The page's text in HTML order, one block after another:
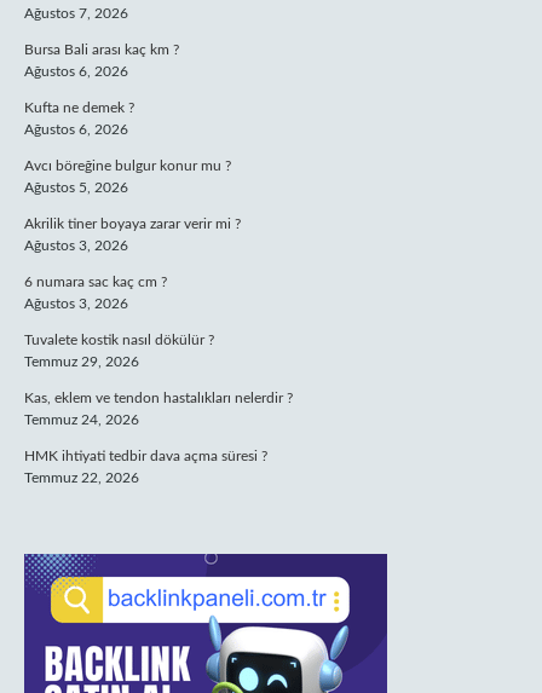
Ağustos 7, 2026
Bursa Bali arası kaç km ?
Ağustos 6, 2026
Kufta ne demek ?
Ağustos 6, 2026
Avcı böreğine bulgur konur mu ?
Ağustos 5, 2026
Akrilik tiner boyaya zarar verir mi ?
Ağustos 3, 2026
6 numara sac kaç cm ?
Ağustos 3, 2026
Tuvalete kostik nasıl dökülür ?
Temmuz 29, 2026
Kas, eklem ve tendon hastalıkları nelerdir ?
Temmuz 24, 2026
HMK ihtiyati tedbir dava açma süresi ?
Temmuz 22, 2026